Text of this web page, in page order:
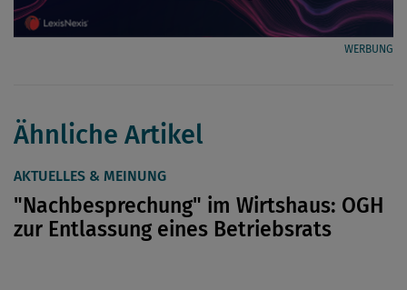
WERBUNG
Ähnliche Artikel
AKTUELLES & MEINUNG
"Nachbesprechung" im Wirtshaus: OGH
zur Entlassung eines Betriebsrats